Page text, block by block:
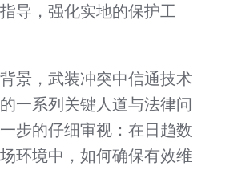
导，强化实地的保护工
景，武装冲突中信通技术
一系列关键人道与法律问
步的仔细审视：在日趋数
环境中，如何确保有效维